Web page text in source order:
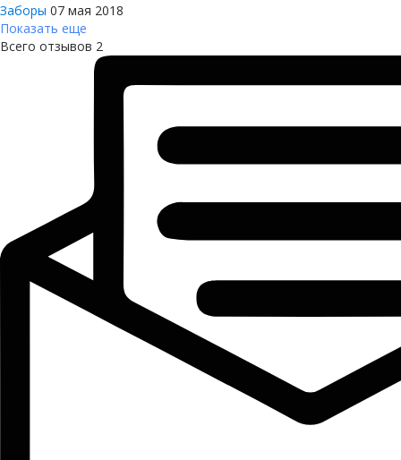
Заборы 07 мая 2018
Показать еще
Всего отзывов 2